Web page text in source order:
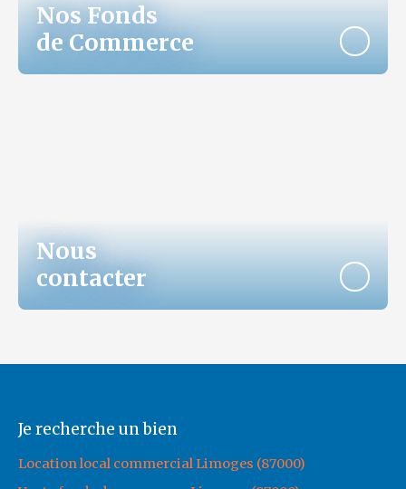
Nos Fonds
de Commerce
Nous
contacter
Je recherche un bien
Location local commercial Limoges (87000)